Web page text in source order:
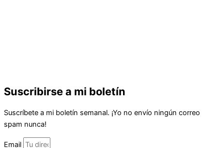
Suscribirse a mi boletín
Suscríbete a mi boletín semanal. ¡Yo no envío ningún correo
spam nunca!
Email